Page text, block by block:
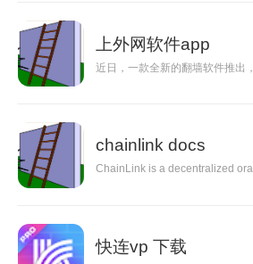
上外网软件app
近日，一款全新的翻墙软件推出
chainlink docs
ChainLink is a decentralized
快连vp 下载